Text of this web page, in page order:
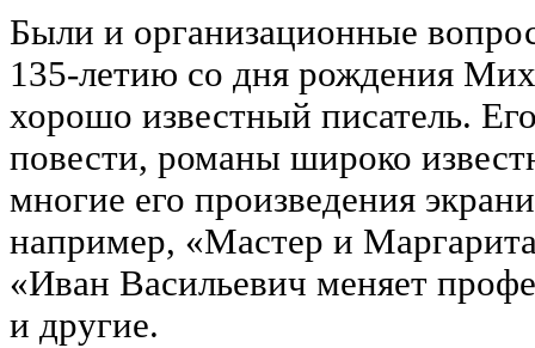
Были и организационные
135-летию со дня рождения
хорошо известный писатель.
повести, романы широко
многие его произведения
например, «Мастер и
«Иван Васильевич меняет
и другие.